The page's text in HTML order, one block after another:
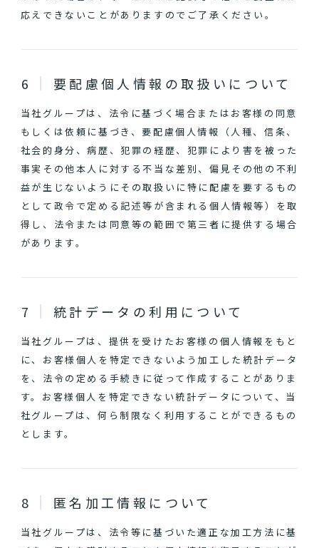
応えできないことがありますのでご了承ください。
要配慮個人情報の取扱いについて
当社グループは、法令に基づく場合またはお客様の同意
もしくは依頼に基づき、要配慮個人情報（人種、信条、
社会的身分、病歴、犯罪の経歴、犯罪により害を被った
事実その他本人に対する不当な差別、偏見その他の不利
益が生じないようにその取扱いに特に配慮を要するもの
として政令で定める記述等が含まれる個人情報等）を取
得し、法令または同意等の範囲で第三者に提供する場合
があります。
統計データの利用について
当社グループは、提供を受けたお客様の個人情報をもと
に、お客様個人を特定できないよう加工した統計データ
を、法令の定める手続きに従って作成することがありま
す。お客様個人を特定できない統計データについて、当
社グループは、何ら制限なく利用することができるもの
とします。
匿名加工情報について
当社グループは、法令等に基づいた適正な加工方法に基